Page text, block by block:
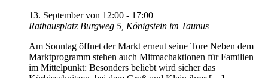
13. September von 12:00 - 17:00
Rathausplatz Burgweg 5, Königstein im Taunus
Am Sonntag öffnet der Markt erneut seine Tore Neben dem
Marktprogramm stehen auch Mitmachaktionen für Familien
im Mittelpunkt: Besonders beliebt wird sicher das